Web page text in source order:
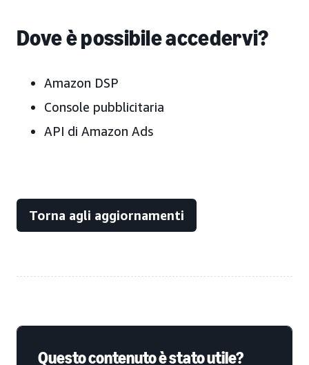
Dove è possibile accedervi?
Amazon DSP
Console pubblicitaria
API di Amazon Ads
Torna agli aggiornamenti
Questo contenuto è stato utile?